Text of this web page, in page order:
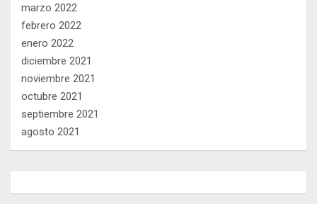
marzo 2022
febrero 2022
enero 2022
diciembre 2021
noviembre 2021
octubre 2021
septiembre 2021
agosto 2021